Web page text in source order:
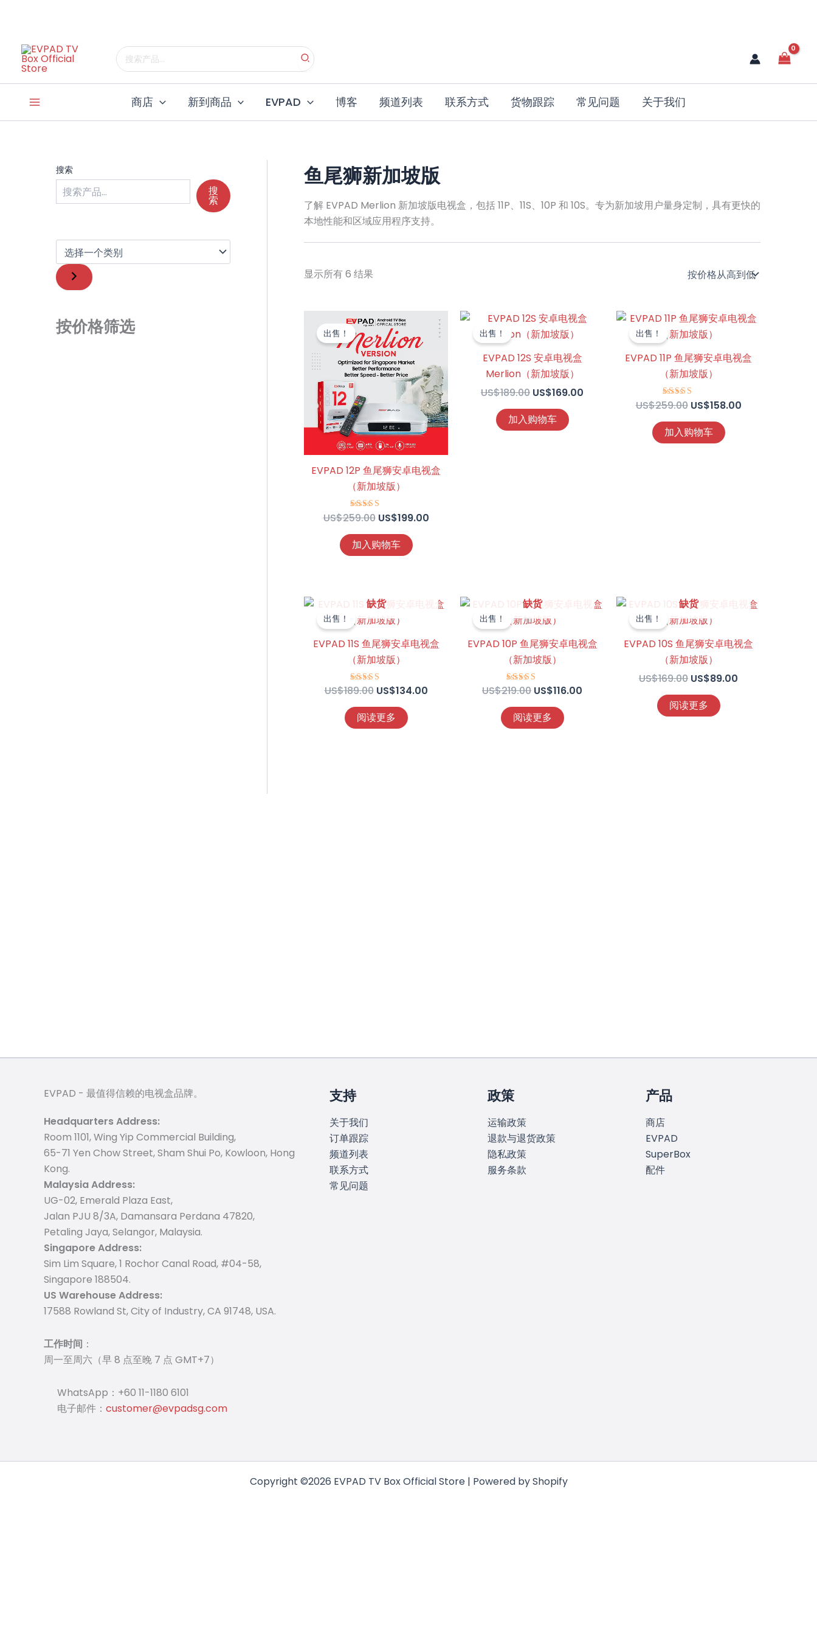
搜
索
商店 新到商品 EVPAD 博客 频道列表 联系方式 货物跟踪 常见问题 关于我们
搜索
搜
索
择
一
按价格筛选
鱼尾狮新加坡版
了解 EVPAD Merlion 新加坡版电视盒，包括 11P、11S、10P 和 10S。专为新加坡用户量身定制，具有更快的
本地性能和区域应用程序支持。
显示所有 6 结果
从
高
到
出售！
EVPAD 12P 鱼尾狮安卓电视盒
（新加坡版）
评分
4.74
US$259.00
原
价
为：
US$259.00。
US$199.00
为：
US$199.00。
加入购物车
出售！
EVPAD 12S 安卓电视盒
Merlion（新加坡版）
US$189.00
原
价
为：
US$189.00。
US$169.00
当
加入购物车
出售！
EVPAD 11P 鱼尾狮安卓电视盒
（新加坡版）
评分
4.39
US$259.00
原
价
为：
US$259.00。
US$158.00
当
格
为：
加入购物车
缺货
出售！
EVPAD 11S 鱼尾狮安卓电视盒
（新加坡版）
评分
4.75
&sol; 5
US$189.00
原
价
为：
US$189.00。
US$134.00
当
格
为：
阅读更多
缺货
出售！
EVPAD 10P 鱼尾狮安卓电视盒
（新加坡版）
评分
4.67
&sol; 5
US$219.00
原
价
为：
US$219.00。
US$116.00
当
格
为：
阅读更多
缺货
出售！
EVPAD 10S 鱼尾狮安卓电视盒
（新加坡版）
US$169.00
原
价
为：
US$169.00。
US$89.00
当
格
为：
阅读更多
EVPAD - 最值得信赖的电视盒品牌。
Headquarters Address:
Room 1101, Wing Yip Commercial Building,
65-71 Yen Chow Street, Sham Shui Po, Kowloon, Hong
Kong.
Malaysia Address:
UG-02, Emerald Plaza East,
Jalan PJU 8/3A, Damansara Perdana 47820,
Petaling Jaya, Selangor, Malaysia.
Singapore Address:
Sim Lim Square, 1 Rochor Canal Road, #04-58,
Singapore 188504.
US Warehouse Address:
17588 Rowland St, City of Industry, CA 91748, USA.
工作时间 ：
周一至周六（早 8 点至晚 7 点 GMT+7）
WhatsApp：+60 11-1180 6101
电子邮件：customer@evpadsg.com
支持
关于我们
订单跟踪
频道列表
联系方式
常见问题
政策
运输政策
退款与退货政策
隐私政策
服务条款
产品
商店
EVPAD
SuperBox
配件
Copyright ©2026 EVPAD TV Box Official Store | Powered by Shopify